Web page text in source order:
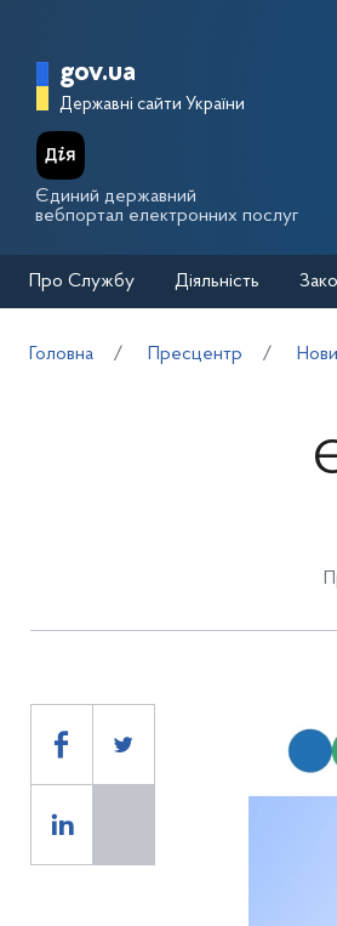
Головна
gov.ua
Державні сайти України
Єдиний державний
вебпортал електронних послуг
Про Службу Діяльність
Головна Пресцентр